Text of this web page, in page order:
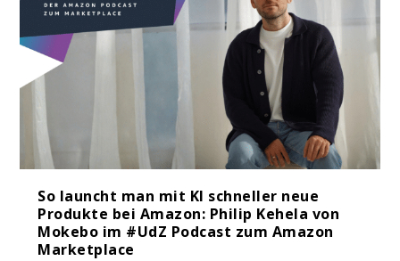
So launcht man mit KI schneller neue
Produkte bei Amazon: Philip Kehela von
Mokebo im #UdZ Podcast zum Amazon
Marketplace